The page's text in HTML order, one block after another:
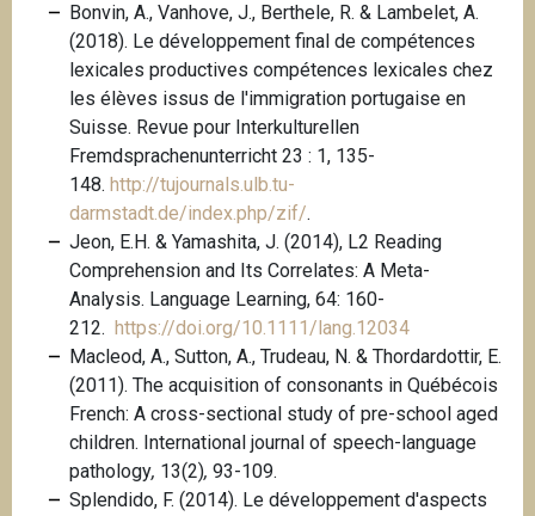
Bonvin, A., Vanhove, J., Berthele, R. & Lambelet, A.
(2018). Le développement final de compétences
lexicales productives compétences lexicales chez
les élèves issus de l'immigration portugaise en
Suisse. Revue pour Interkulturellen
Fremdsprachenunterricht 23 : 1, 135-
148. http://tujournals.ulb.tu-
darmstadt.de/index.php/zif/.
Jeon, E.H. & Yamashita, J. (2014), L2 Reading
Comprehension and Its Correlates: A Meta-
Analysis. Language Learning, 64: 160-
212. https://doi.org/10.1111/lang.12034
Macleod, A., Sutton, A., Trudeau, N. & Thordardottir, E.
(2011). The acquisition of consonants in Québécois
French: A cross-sectional study of pre-school aged
children. International journal of speech-language
pathology, 13(2), 93-109.
Splendido, F. (2014). Le développement d'aspects